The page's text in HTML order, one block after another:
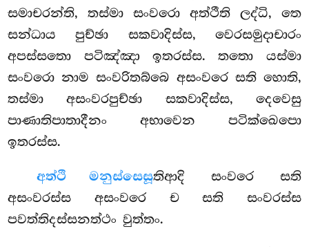
සමාචරන්ති, තස්මා සංවරො අත්ථීති ලද්ධි, තෙ
සන්ධාය පුච්ඡා සකවාදිස්ස, වෙරසමුදාචාරං
අපස්සතො පටිඤ්ඤා ඉතරස්ස. තතො යස්මා
සංවරො නාම සංවරිතබ්බෙ අසංවරෙ සති හොති,
තස්මා අසංවරපුච්ඡා සකවාදිස්ස, දෙවෙසු
පාණාතිපාතාදීනං අභාවෙන පටික්ඛෙපො
ඉතරස්ස.
අත්ථි මනුස්සෙසූතිආදි සංවරෙ සති
අසංවරස්ස අසංවරෙ ච සති සංවරස්ස
පවත්තිදස්සනත්ථං වුත්තං.